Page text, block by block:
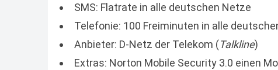
SMS: Flatrate in alle deutschen Netze
Telefonie: 100 Freiminuten in alle
Anbieter: D-Netz der Telekom (Talkline)
Extras: Norton Mobile Security 3.0 einen